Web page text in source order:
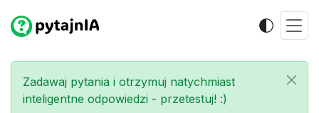
Zadawaj pytania i otrzymuj natychmiast
inteligentne odpowiedzi - przetestuj! :)